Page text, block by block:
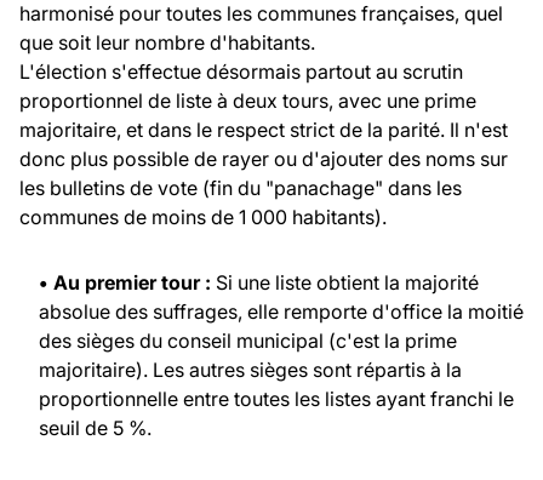
harmonisé pour toutes les communes françaises, quel
que soit leur nombre d'habitants.
L'élection s'effectue désormais partout au scrutin
proportionnel de liste à deux tours, avec une prime
majoritaire, et dans le respect strict de la parité. Il n'est
donc plus possible de rayer ou d'ajouter des noms sur
les bulletins de vote (fin du "panachage" dans les
communes de moins de 1 000 habitants).
• Au premier tour : Si une liste obtient la majorité
absolue des suffrages, elle remporte d'office la moitié
des sièges du conseil municipal (c'est la prime
majoritaire). Les autres sièges sont répartis à la
proportionnelle entre toutes les listes ayant franchi le
seuil de 5 %.